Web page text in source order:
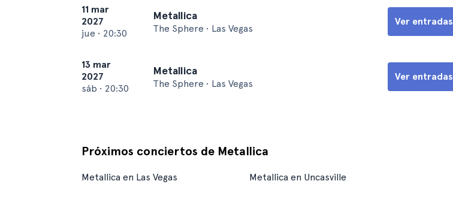
11 mar
2027
jue • 20:30
Metallica
The Sphere • Las Vegas
Ver entradas
13 mar
2027
sáb • 20:30
Metallica
The Sphere • Las Vegas
Ver entradas
Próximos conciertos de Metallica
Metallica en Las Vegas Metallica en Uncasville